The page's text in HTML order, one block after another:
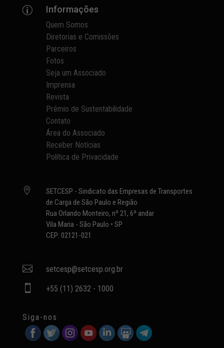
p Informações
Quem Somos
Diretorias e Comissões
Parceiros
Fotos
Seja um Associado
Imprensa
Revista
Prêmio de Sustentabilidade
Contato
Área do Associado
Receber Notícias
Política de Privacidade

SETCESP - Sindicato das Empresas de Transportes
de Carga de São Paulo e Região
Rua Orlando Monteiro, nº 21, 6º andar
Vila Maria - São Paulo • SP
CEP: 02121-021
 setcesp@setcesp.org.br
 +55 (11) 2632 - 1000
Siga-nos